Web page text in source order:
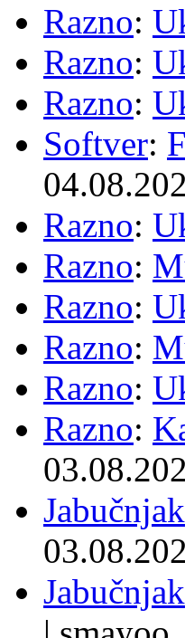
Razno:
Razno:
Razno:
Softver:
Razno:
Razno:
Razno:
Razno:
Razno:
Razno:
Jabučnjak
Jabučnjak